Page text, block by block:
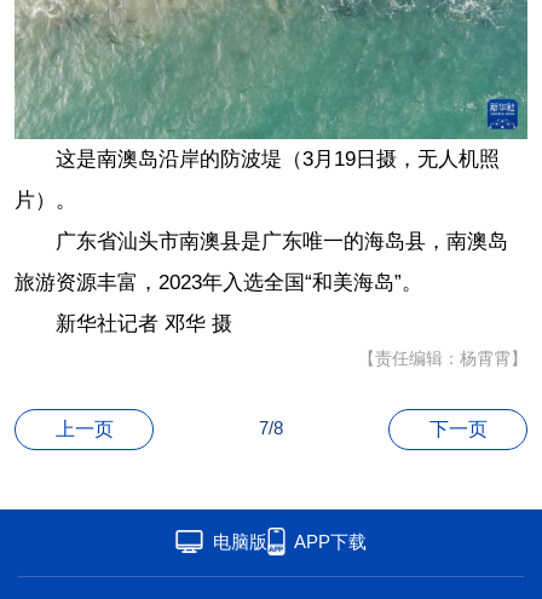
海洋 草原 湾区
联盟 心理 老年
这是南澳岛沿岸的防波堤（3月19日摄，无人机照
片）。
广东省汕头市南澳县是广东唯一的海岛县，南澳岛
旅游资源丰富，2023年入选全国“和美海岛”。
新华社记者 邓华 摄
【责任编辑：杨霄霄】
上一页 7/8 下一页
电脑版 APP下载